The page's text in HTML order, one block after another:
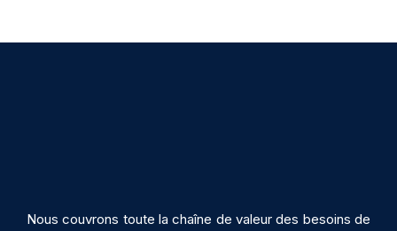
Nous couvrons toute la chaîne de valeur des besoins de